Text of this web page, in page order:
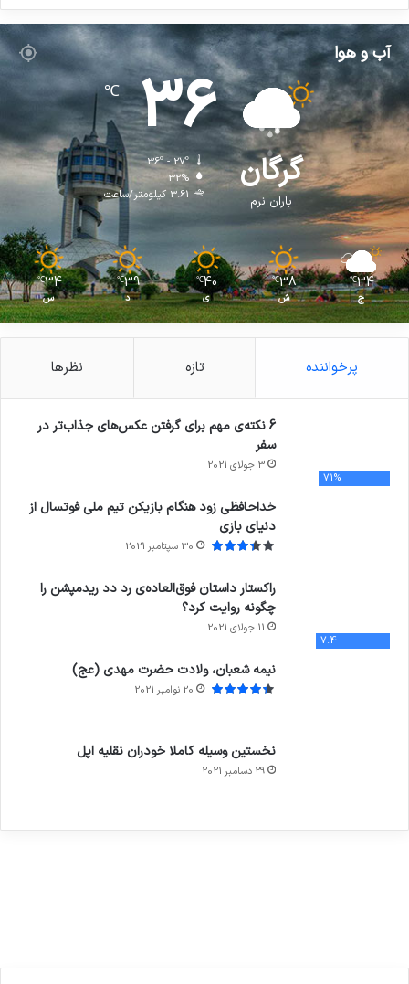
آب و هوا
گرگان
باران نرم
36
℃
36º - 27º
32%
3.61 کیلومتر/ساعت
34
℃
ج
38
℃
ش
40
℃
ی
39
℃
د
34
℃
س
پرخواننده تازه نظرها
71%
6 نکته‌ی مهم برای گرفتن عکس‌های جذاب‌تر در
سفر
3 جولای 2021
خداحافظی زود هنگام بازیکن تیم ملی فوتسال از
دنیای بازی
30 سپتامبر 2021
7.4
راکستار داستان فوق‌العاده‌ی رد دد ریدمپشن را
چگونه روایت کرد؟
11 جولای 2021
نیمه شعبان، ولادت حضرت مهدی (عج)
20 نوامبر 2021
نخستین وسیله کاملا خودران نقلیه اپل
29 دسامبر 2021